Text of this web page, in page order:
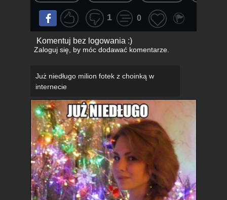
1 0
Komentuj bez logowania :)
Zaloguj się, by móc dodawać komentarze.
Już niedługo milion fotek z choinką w
internecie